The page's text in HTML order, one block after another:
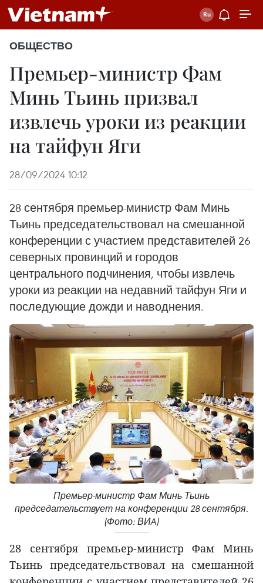
ОБЩЕСТВО
Премьер-министр Фам
Минь Тьинь призвал
извлечь уроки из реакции
на тайфун Яги
28/09/2024 10:12
28 сентября премьер-министр Фам Минь
Тьинь председательствовал на смешанной
конференции с участием представителей 26
северных провинций и городов
центрального подчинения, чтобы извлечь
уроки из реакции на недавний тайфун Яги и
последующие дожди и наводнения.
Премьер-министр Фам Минь Тьинь
председательствует на конференции 28 сентября.
(Фото: ВИA)
28 сентября премьер-министр Фам Минь
Тьинь председательствовал на смешанной